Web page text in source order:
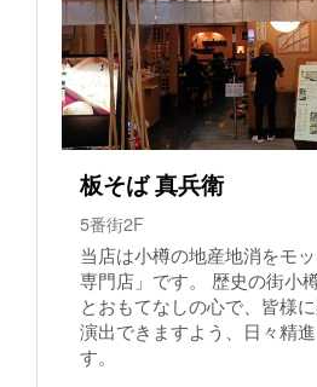
板そば 真兵衛
5番街2F
当店は小樽の地産地消をモ
専門店」です。 歴史の街小
とおもてなしの心で、皆様
演出できますよう、日々精
す。